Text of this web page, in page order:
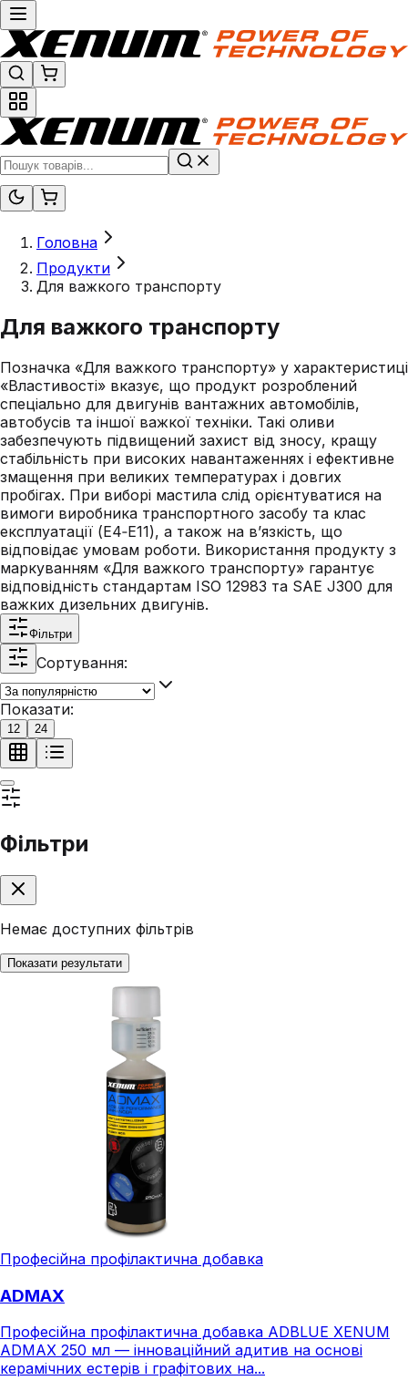
Головна
Продукти
Для важкого транспорту
Для важкого транспорту
Позначка «Для важкого транспорту» у характеристиці
«Властивості» вказує, що продукт розроблений
спеціально для двигунів вантажних автомобілів,
автобусів та іншої важкої техніки. Такі оливи
забезпечують підвищений захист від зносу, кращу
стабільність при високих навантаженнях і ефективне
змащення при великих температурах і довгих
пробігах. При виборі мастила слід орієнтуватися на
вимоги виробника транспортного засобу та клас
експлуатації (E4‑E11), а також на в’язкість, що
відповідає умовам роботи. Використання продукту з
маркуванням «Для важкого транспорту» гарантує
відповідність стандартам ISO 12983 та SAE J300 для
важких дизельних двигунів.
Фільтри
Сортування:
Показати:
12 24
Фільтри
Немає доступних фільтрів
Показати результати
Професійна профілактична добавка
ADMAX
Професійна профілактична добавка ADBLUE XENUM
ADMAX 250 мл — інноваційний адитив на основі
керамічних естерів і графітових на...